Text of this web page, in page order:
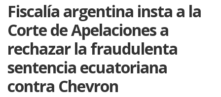
Fiscalía argentina insta a la
Corte de Apelaciones a
rechazar la fraudulenta
sentencia ecuatoriana
contra Chevron